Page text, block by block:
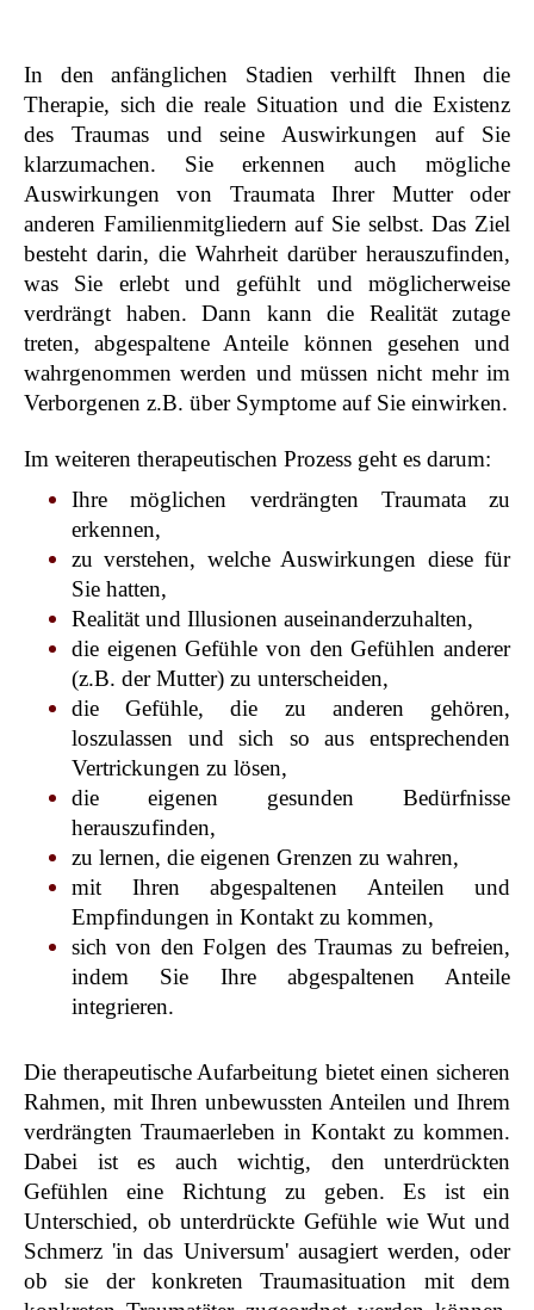
In den anfänglichen Stadien verhilft Ihnen die
Therapie, sich die reale Situation und die Existenz
des Traumas und seine Auswirkungen auf Sie
klarzumachen. Sie erkennen auch mögliche
Auswirkungen von Traumata Ihrer Mutter oder
anderen Familienmitgliedern auf Sie selbst. Das Ziel
besteht darin, die Wahrheit darüber herauszufinden,
was Sie erlebt und gefühlt und möglicherweise
verdrängt haben. Dann kann die Realität zutage
treten, abgespaltene Anteile können gesehen und
wahrgenommen werden und müssen nicht mehr im
Verborgenen z.B. über Symptome auf Sie einwirken.
Im weiteren therapeutischen Prozess geht es darum:
Ihre möglichen verdrängten Traumata zu
erkennen,
zu verstehen, welche Auswirkungen diese für
Sie hatten,
Realität und Illusionen auseinanderzuhalten,
die eigenen Gefühle von den Gefühlen anderer
(z.B. der Mutter) zu unterscheiden,
die Gefühle, die zu anderen gehören,
loszulassen und sich soaus entsprechenden
Vertrickungen zu lösen,
die eigenen gesunden Bedürfnisse
herauszufinden,
zu lernen, die eigenen Grenzen zu wahren,
mit Ihren abgespaltenen Anteilen und
Empfindungen in Kontakt zu kommen,
sich von den Folgen des Traumas zu befreien,
indem Sie Ihre abgespaltenen Anteile
integrieren.
Die therapeutische Aufarbeitung bietet einen sicheren
Rahmen, mit Ihren unbewussten Anteilen und Ihrem
verdrängten Traumaerleben in Kontakt zu kommen.
Dabei ist es auch wichtig, den unterdrückten
Gefühlen eine Richtung zu geben. Es ist ein
Unterschied, ob unterdrückte Gefühle wie Wut und
Schmerz 'in das Universum' ausagiert werden, oder
ob sie der konkreten Traumasituation mit dem